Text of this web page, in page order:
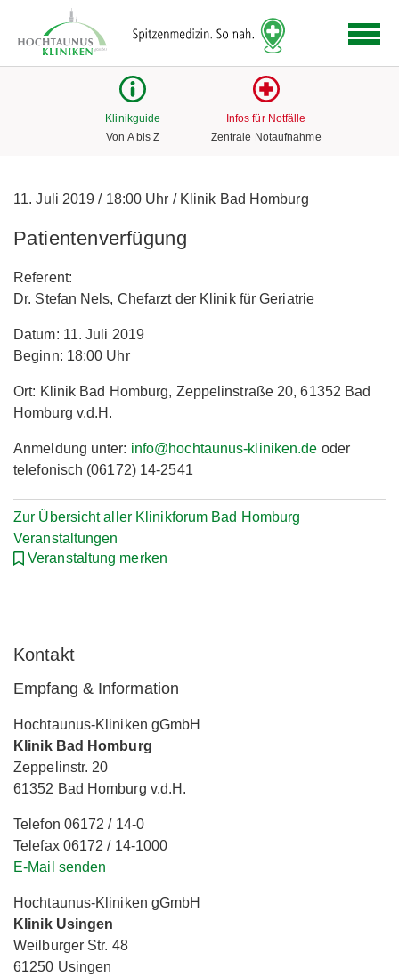
Link
zur
Klinikguide
Von A bis Z
Infos für Notfälle
Zentrale Notaufnahme
11. Juli 2019/18:00 Uhr /Klinik Bad Homburg
Patientenverfügung
Referent:
Dr. Stefan Nels, Chefarzt der Klinik für Geriatrie
Datum: 11. Juli 2019
Beginn: 18:00 Uhr
Ort: Klinik Bad Homburg, Zeppelinstraße 20, 61352 Bad
Homburg v.d.H.
Anmeldung unter: info@hochtaunus-kliniken.de oder
telefonisch (06172) 14-2541
Zur Übersicht aller Klinikforum Bad Homburg
Veranstaltungen
Veranstaltung merken
Kontakt
Empfang & Information
Hochtaunus-Kliniken gGmbH
Klinik Bad Homburg
Zeppelinstr. 20
61352 Bad Homburg v.d.H.
Telefon 06172 / 14-0
Telefax 06172 / 14-1000
E-Mail senden
Hochtaunus-Kliniken gGmbH
Klinik Usingen
Weilburger Str. 48
61250 Usingen